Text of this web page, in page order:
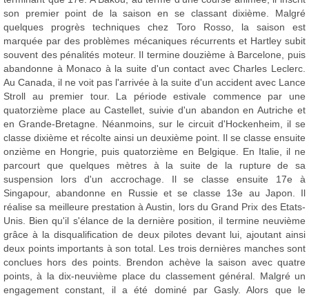
son premier point de la saison en se classant dixième. Malgré
quelques progrès techniques chez Toro Rosso, la saison est
marquée par des problèmes mécaniques récurrents et Hartley subit
souvent des pénalités moteur. Il termine douzième à Barcelone, puis
abandonne à Monaco à la suite d'un contact avec Charles Leclerc.
Au Canada, il ne voit pas l'arrivée à la suite d'un accident avec Lance
Stroll au premier tour. La période estivale commence par une
quatorzième place au Castellet, suivie d'un abandon en Autriche et
en Grande-Bretagne. Néanmoins, sur le circuit d'Hockenheim, il se
classe dixième et récolte ainsi un deuxième point. Il se classe ensuite
onzième en Hongrie, puis quatorzième en Belgique. En Italie, il ne
parcourt que quelques mètres à la suite de la rupture de sa
suspension lors d'un accrochage. Il se classe ensuite 17e à
Singapour, abandonne en Russie et se classe 13e au Japon. Il
réalise sa meilleure prestation à Austin, lors du Grand Prix des Etats-
Unis. Bien qu'il s'élance de la dernière position, il termine neuvième
grâce à la disqualification de deux pilotes devant lui, ajoutant ainsi
deux points importants à son total. Les trois dernières manches sont
conclues hors des points. Brendon achève la saison avec quatre
points, à la dix-neuvième place du classement général. Malgré un
engagement constant, il a été dominé par Gasly. Alors que le